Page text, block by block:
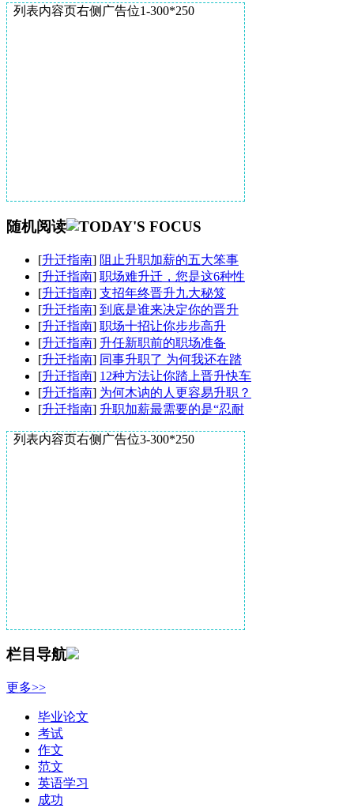
列表内容页右侧广告位1-300*250
随机阅读
[升迁指南] 阻止升职加薪的五大笨事
[升迁指南] 职场难升迁，您是这6种性
[升迁指南] 支招年终晋升九大秘笈
[升迁指南] 到底是谁来决定你的晋升
[升迁指南] 职场十招让你步步高升
[升迁指南] 升任新职前的职场准备
[升迁指南] 同事升职了 为何我还在踏
[升迁指南] 12种方法让你踏上晋升快车
[升迁指南] 为何木讷的人更容易升职？
[升迁指南] 升职加薪最需要的是“忍耐
列表内容页右侧广告位3-300*250
栏目导航
更多>>
毕业论文
考试
作文
范文
英语学习
成功